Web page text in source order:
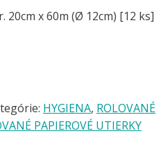
x 60m (Ø 12cm) [12 ks]
HYGIENA, ROLOVANÉ
PAPIEROVÉ UTIERKY